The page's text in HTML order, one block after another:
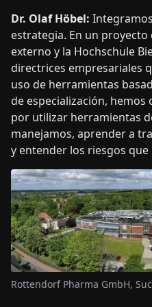
Dr. Olaf Höbel:
estrategia. En un
externo y la Hochschule
directrices empresariales
uso de herramientas
de especialización,
por utilizar herramientas
manejamos, aprender a
y entender los riesgos que
Rottendorf Pharma GmbH,